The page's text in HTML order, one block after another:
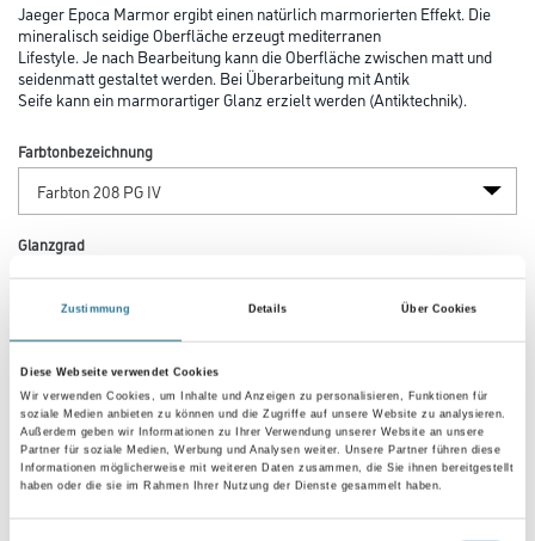
Zustimmung Details Über Cookies
Diese Webseite verwendet Cookies
Wir verwenden Cookies, um Inhalte und Anzeigen zu personalisieren, Funktionen für
soziale Medien anbieten zu können und die Zugriffe auf unsere Website zu analysieren.
Außerdem geben wir Informationen zu Ihrer Verwendung unserer Website an unsere
Partner für soziale Medien, Werbung und Analysen weiter. Unsere Partner führen diese
Informationen möglicherweise mit weiteren Daten zusammen, die Sie ihnen bereitgestellt
haben oder die sie im Rahmen Ihrer Nutzung der Dienste gesammelt haben.
Jaeger Epoca Marmor ergibt einen natürlich marmorierten Effekt. Die
mineralisch seidige Oberfläche erzeugt mediterranen
Lifestyle. Je nach Bearbeitung kann die Oberfläche zwischen matt und
seidenmatt gestaltet werden. Bei Überarbeitung mit Antik
Seife kann ein marmorartiger Glanz erzielt werden (Antiktechnik).
Farbtonbezeichnung
Glanzgrad
Gebinde
Umrechnungsfaktoren